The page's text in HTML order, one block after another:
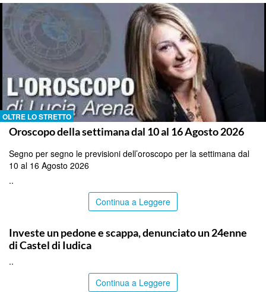
OLTRE LO STRETTO
Oroscopo della settimana dal 10 al 16 Agosto 2026
Segno per segno le previsioni dell’oroscopo per la settimana dal
10 al 16 Agosto 2026
..
Continua a Leggere
Investe un pedone e scappa, denunciato un 24enne
di Castel di Iudica
..
Continua a Leggere